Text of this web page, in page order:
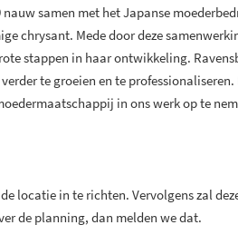
samen met het Japanse
chrysant. Mede door deze
stappen in haar ontwikkeling.
te groeien en te professionaliseren.
in ons werk op te
locatie in te richten. Vervolgens zal
de planning, dan melden we dat.